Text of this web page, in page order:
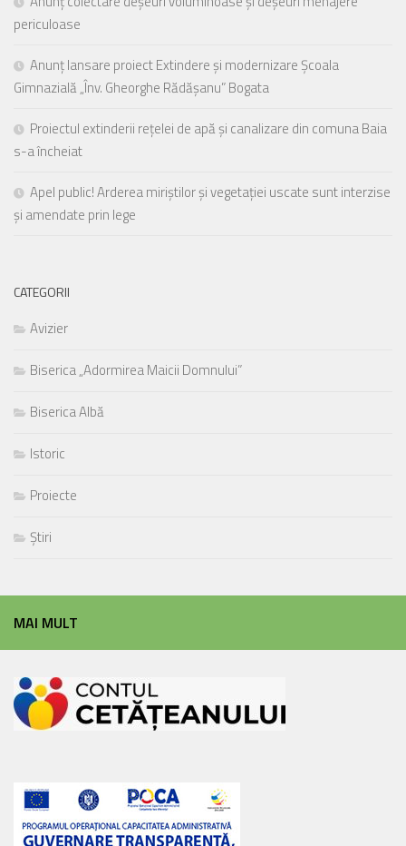
periculoase
Anunț lansare proiect Extindere și modernizare Școala
Gimnazială „Înv. Gheorghe Rădășanu” Bogata
Proiectul extinderii rețelei de apă și canalizare din comuna Baia
s-a încheiat
Apel public! Arderea miriștilor și vegetației uscate sunt interzise
și amendate prin lege
CATEGORII
Avizier
Biserica „Adormirea Maicii Domnului”
Biserica Albă
Istoric
Proiecte
Știri
MAI MULT